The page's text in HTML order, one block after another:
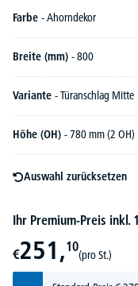
Farbe - Ahorndekor
Breite (mm) - 800
Variante - Türanschlag Mitte
Höhe (OH) - 780 mm (2 OH)
Auswahl zurücksetzen
Ihr Premium-Preis inkl.
€251,10
(pro St.)